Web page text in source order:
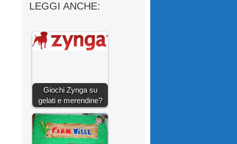
LEGGI ANCHE:
Giochi Zynga su
gelati e merendine?